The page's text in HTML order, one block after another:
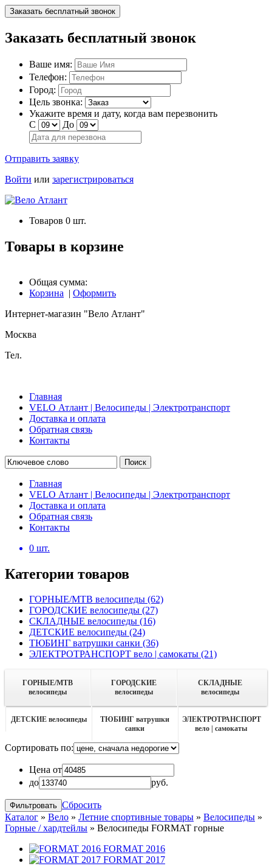
Заказать бесплатный звонок
Заказать бесплатный звонок
Ваше имя:
Телефон:
Город:
Цель звонка:
Укажите время и дату, когда вам перезвонить
С
До
Отправить заявку
Войти или зарегистрироваться
Товаров 0 шт.
Товары в корзине
Общая сумма:
Корзина | Оформить
Интернет-магазин "Вело Атлант"
Москва
Тел.
Главная
VELO Атлант | Велосипеды | Электротранспорт
Доставка и оплата
Обратная связь
Контакты
Поиск
Главная
VELO Атлант | Велосипеды | Электротранспорт
Доставка и оплата
Обратная связь
Контакты
0 шт.
Категории товаров
ГОРНЫЕ/MTB велосипеды (62)
ГОРОДСКИЕ велосипеды (27)
СКЛАДНЫЕ велосипеды (16)
ДЕТСКИЕ велосипеды (24)
ТЮБИНГ ватрушки санки (36)
ЭЛЕКТРОТРАНСПОРТ вело | самокаты (21)
ГОРНЫЕ/MTB
велосипеды
ГОРОДСКИЕ
велосипеды
СКЛАДНЫЕ
велосипеды
ДЕТСКИЕ велосипеды
ТЮБИНГ ватрушки
санки
ЭЛЕКТРОТРАНСПОРТ
вело | самокаты
Сортировать по:
Цена от
до
руб.
Сбросить
Каталог » Вело » Летние спортивные товары » Велосипеды »
Горные / хардтейлы » Велосипеды FORMAT горные
FORMAT 2016
FORMAT 2017